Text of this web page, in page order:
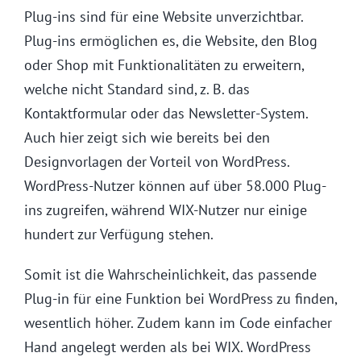
Plug-ins sind für eine Website unverzichtbar.
Plug-ins ermöglichen es, die Website, den Blog
oder Shop mit Funktionalitäten zu erweitern,
welche nicht Standard sind, z. B. das
Kontaktformular oder das Newsletter-System.
Auch hier zeigt sich wie bereits bei den
Designvorlagen der Vorteil von WordPress.
WordPress-Nutzer können auf über 58.000 Plug-
ins zugreifen, während WIX-Nutzer nur einige
hundert zur Verfügung stehen.
Somit ist die Wahrscheinlichkeit, das passende
Plug-in für eine Funktion bei WordPress zu finden,
wesentlich höher. Zudem kann im Code einfacher
Hand angelegt werden als bei WIX. WordPress